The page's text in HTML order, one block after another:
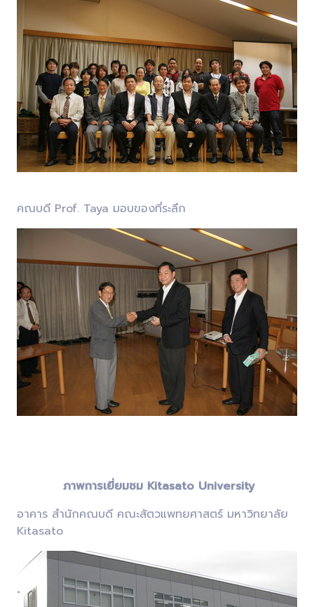
คณบดี Prof. Taya มอบของที่ระลึก
ภาพการเยี่ยมชม Kitasato University
อาคาร สำนักคณบดี คณะสัตวแพทยศาสตร์ มหาวิทยาลัย
Kitasato